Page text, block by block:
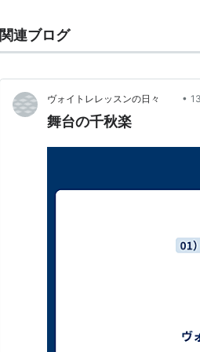
関連ブログ
ヴォイトレレッスンの日々 •
舞台の千秋楽